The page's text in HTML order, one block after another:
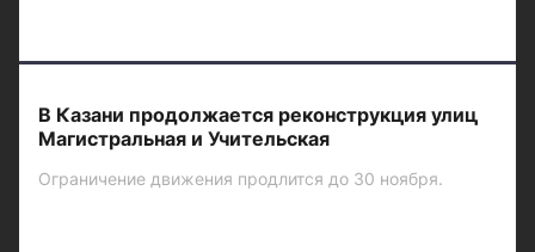
В Казани продолжается реконструкция улиц
Магистральная и Учительская
Ограничение движения продлится до 30 ноября.